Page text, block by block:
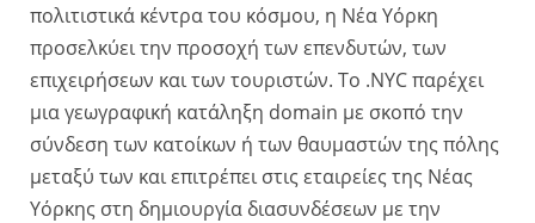
πολιτιστικά κέντρα του κόσμου, η Νέα Υόρκη
προσελκύει την προσοχή των επενδυτών, των
επιχειρήσεων και των τουριστών. Το .NYC παρέχει
μια γεωγραφική κατάληξη domain με σκοπό την
σύνδεση των κατοίκων ή των θαυμαστών της πόλης
μεταξύ των και επιτρέπει στις εταιρείες της Νέας
Υόρκης στη δημιουργία διασυνδέσεων με την